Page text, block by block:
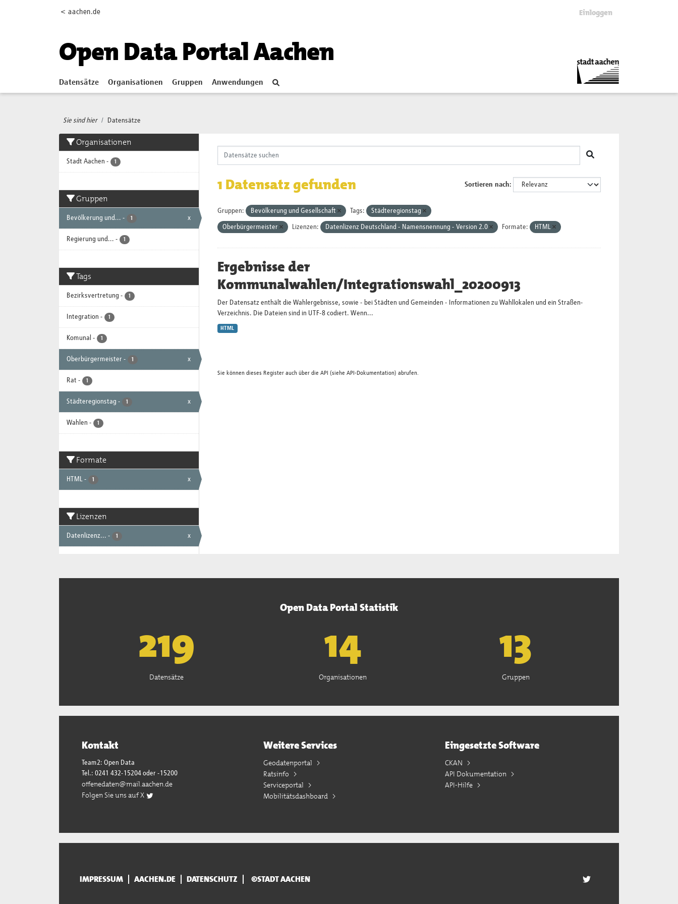
< aachen.de Einloggen
Open Data Portal Aachen
Datensätze Organisationen Gruppen Anwendungen
Sie sind hier Datensätze
Organisationen
Stadt Aachen - 1
Gruppen
Bevölkerung und... - 1 x
Regierung und... - 1
Tags
Bezirksvertretung - 1
Integration - 1
Komunal - 1
Oberbürgermeister - 1 x
Rat - 1
Städteregionstag - 1 x
Wahlen - 1
Formate
HTML - 1 x
Lizenzen
Datenlizenz... - 1 x
Sortieren nach
1 Datensatz gefunden
Gruppen: Bevölkerung und Gesellschaft Tags: Städteregionstag
Oberbürgermeister Lizenzen: Datenlizenz Deutschland - Namensnennung - Version 2.0 Formate: HTML
Ergebnisse der
Kommunalwahlen/Integrationswahl_20200913
Der Datensatz enthält die Wahlergebnisse, sowie - bei Städten und Gemeinden - Informationen zu Wahllokalen und ein Straßen-
Verzeichnis. Die Dateien sind in UTF-8 codiert. Wenn...
HTML
Sie können dieses Register auch über die API (siehe API-Dokumentation) abrufen.
Open Data Portal Statistik
222
Datensätze
15
Organisationen
13
Gruppen
Kontakt
Team2: Open Data
Tel.: 0241 432-15204 oder -15200
offenedaten@mail.aachen.de
Folgen Sie uns auf X
Weitere Services
Geodatenportal
Ratsinfo
Serviceportal
Mobilitätsdashboard
Eingesetzte Software
CKAN
API Dokumentation
API-Hilfe
IMPRESSUM AACHEN.DE DATENSCHUTZ ©STADT AACHEN